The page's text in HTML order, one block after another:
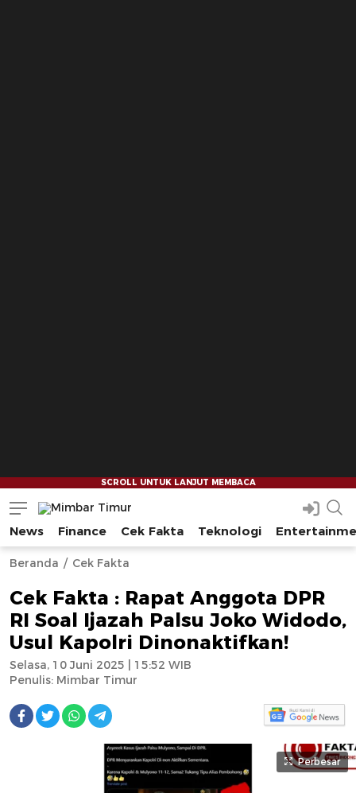
Mimbar Timur
Media Berjaringan Indonesia Timur
News Finance Cek Fakta Teknologi
Beranda Cek Fakta
Cek Fakta : Rapat Anggota DPR
RI Soal Ijazah Palsu Joko Widodo,
Usul Kapolri Dinonaktifkan!
Penulis: Mimbar Timur
Selasa, 10 Juni 2025 | 15:52 WIB
Perbesar
--
--